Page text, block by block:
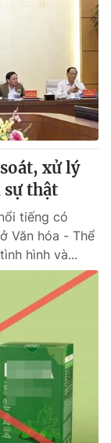
xử lý
sự thật
tiếng có
Văn hóa - Thể
hình và...